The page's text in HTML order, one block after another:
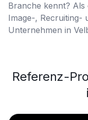
Branche kennt? Als
Image-, Recruiting-
Unternehmen in
Referenz-